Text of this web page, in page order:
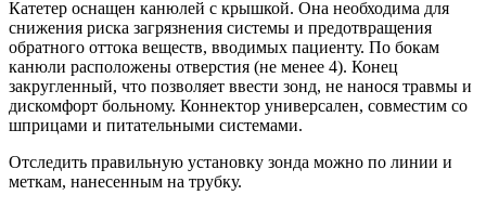
Катетер оснащен канюлей с крышкой. Она необходима для
снижения риска загрязнения системы и предотвращения
обратного оттока веществ, вводимых пациенту. По бокам
канюли расположены отверстия (не менее 4). Конец
закругленный, что позволяет ввести зонд, не нанося травмы и
дискомфорт больному. Коннектор универсален, совместим со
шприцами и питательными системами.
Отследить правильную установку зонда можно по линии и
меткам, нанесенным на трубку.